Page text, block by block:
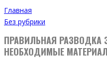
Главная
Без рубрики
ПРАВИЛЬНАЯ РАЗВОДКА
НЕОБХОДИМЫЕ